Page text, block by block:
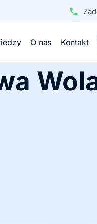
O nas Kontakt